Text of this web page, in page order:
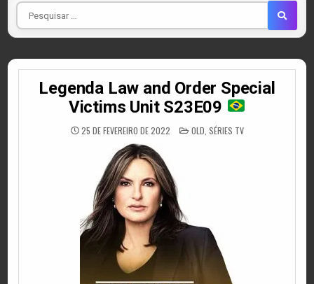
Pesquisar
por
Legenda Law and Order Special
Victims Unit S23E09
25 DE FEVEREIRO DE 2022 POSTED
IN
OLD SÉRIES TV